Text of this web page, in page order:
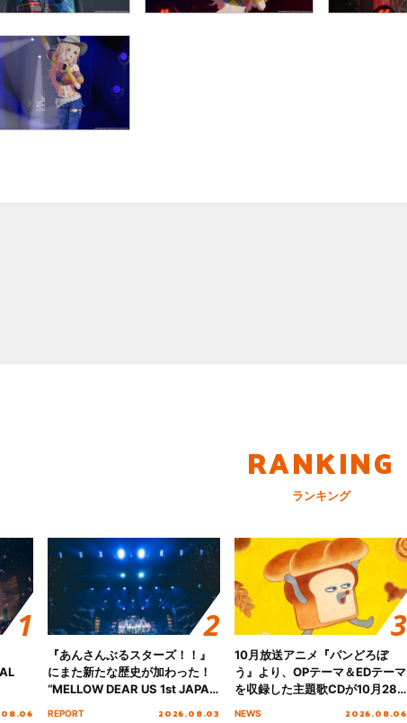
RANKING
ランキング
動
『あんさんぶるスターズ！！』
にまた新たな歴史が加わった！
“MELLOW DEAR US 1st JAPAN
Tour Final「NICE to meet YOU
REPORT 2026.08.03
10月放送アニメ『パンどろぼ
う』より、OPテーマ＆EDテーマ
を収録した主題歌CDが10月28
日にリリース決定！
NEWS 2026.08.06